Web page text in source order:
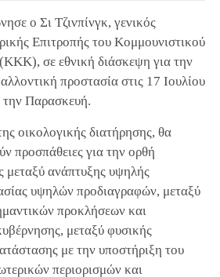
ο Σι Τζινπίνγκ, γενικός
Επιτροπής του Κομμουνιστικού
σε εθνική διάσκεψη για την
προστασία στις 17 Ιουλίου
την Παρασκευή.
οικολογικής διατήρησης, θα
προσπάθειες για την ορθή
μεταξύ ανάπτυξης υψηλής
υψηλών προδιαγραφών, μεταξύ
προκλήσεων και
μεταξύ φυσικής
με την υποστήριξη του
περιορισμών και